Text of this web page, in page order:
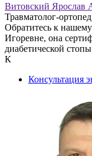
Витовский Ярослав
Травматолог-ортопед
Обратитесь к
Игоревне, она
диабетической
К
Консультация